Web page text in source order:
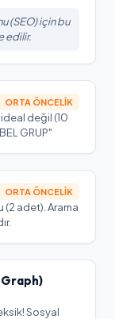
(SEO) için bu
edilir.
ORTA ÖNCELIK
değil (10
GRUP"
ORTA ÖNCELIK
(2 adet). Arama
Sosyal